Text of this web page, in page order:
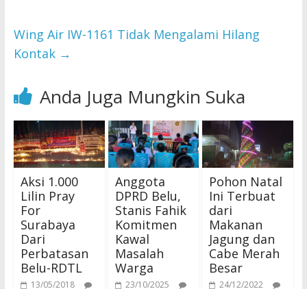
Wing Air IW-1161 Tidak Mengalami Hilang
Kontak →
Anda Juga Mungkin Suka
Aksi 1.000
Lilin Pray
For
Surabaya
Dari
Perbatasan
Belu-RDTL
13/05/2018
Anggota
DPRD Belu,
Stanis Fahik
Komitmen
Kawal
Masalah
Warga
23/10/2025
Pohon Natal
Ini Terbuat
dari
Makanan
Jagung dan
Cabe Merah
Besar
24/12/2022